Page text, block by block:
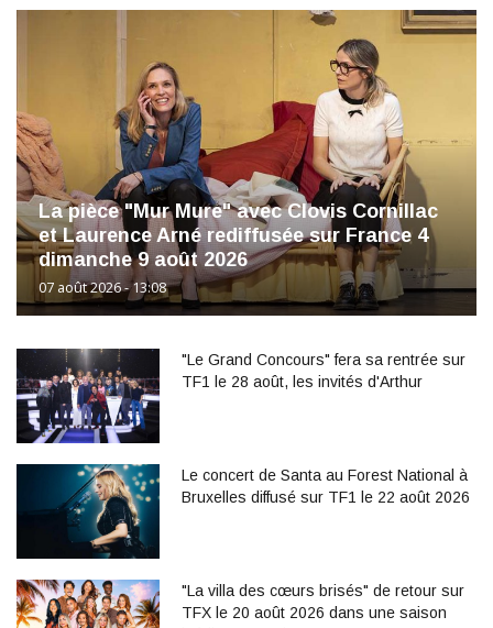
La pièce "Mur Mure" avec Clovis Cornillac
et Laurence Arné rediffusée sur France 4
dimanche 9 août 2026
07 août 2026 - 13:08
"Le Grand Concours" fera sa rentrée sur
TF1 le 28 août, les invités d'Arthur
Le concert de Santa au Forest National à
Bruxelles diffusé sur TF1 le 22 août 2026
"La villa des cœurs brisés" de retour sur
TFX le 20 août 2026 dans une saison